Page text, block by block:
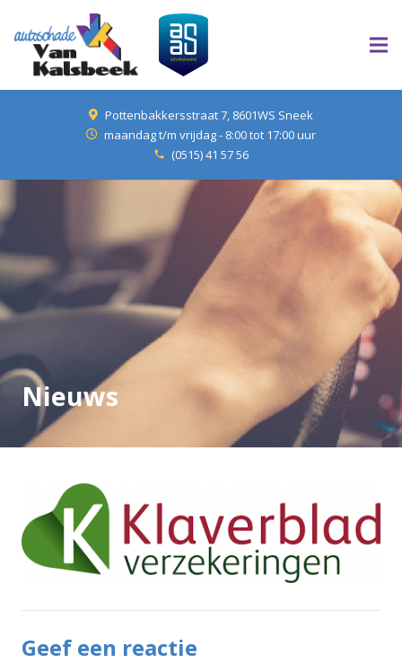
Pottenbakkersstraat 7, 8601WS Sneek
maandag t/m vrijdag - 8:00 tot 17:00 uur
phone (0515) 41 57 56
Nieuws
Geef een reactie